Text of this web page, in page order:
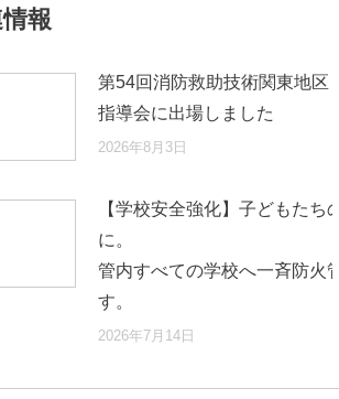
報
第54回消防救助技術関東地区
指導会に出場しました
2026年8月3日
【学校安全強化】子どもたち
に
管内すべての学校へ一斉防火
す。
2026年7月14日